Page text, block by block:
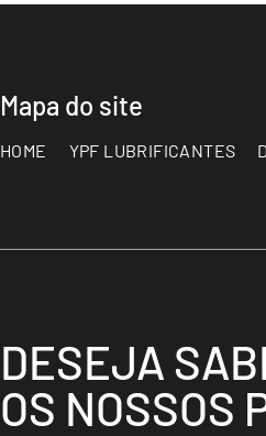
Mapa do site
HOME YPF LUBRIFICANTES
DESEJA
OS NOSSOS